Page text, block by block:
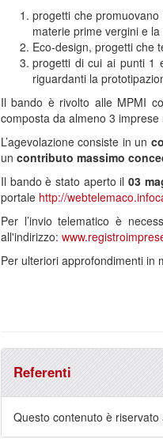
progetti che
materie prime vergini e
Eco-design, progetti che
progetti di cui ai punti 1
riguardanti la
Il bando è rivolto alle MPMI
composta da almeno 3
L’agevolazione consiste in un
un contributo massimo
Il bando è stato aperto il 03
portale http://
Per l’invio telematico è
all'indirizzo:
Per ulteriori approfondimenti in
Referenti
Questo contenuto è